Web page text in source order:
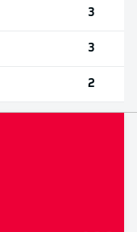
3
3
2